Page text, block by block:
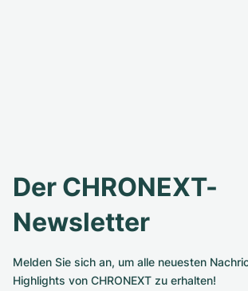
Der CHRONEXT-
Newsletter
Melden Sie sich an, um alle neuesten
Highlights von CHRONEXT zu erhalten!